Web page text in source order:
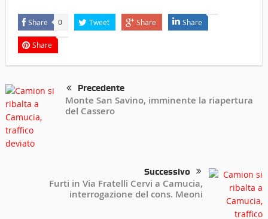
Share 0 Tweet Share Share
Share
Precedente
Monte San Savino, imminente la riapertura
del Cassero
Successivo
Furti in Via Fratelli Cervi a Camucia,
interrogazione del cons. Meoni